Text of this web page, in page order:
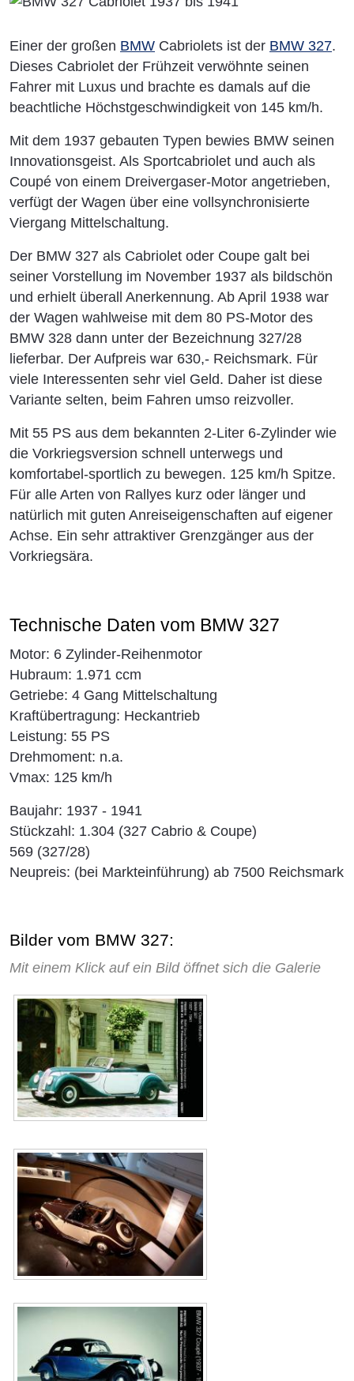
Einer der großen BMW Cabriolets ist der BMW 327.
Dieses Cabriolet der Frühzeit verwöhnte seinen
Fahrer mit Luxus und brachte es damals auf die
beachtliche Höchstgeschwindigkeit von 145 km/h.
Mit dem 1937 gebauten Typen bewies BMW seinen
Innovationsgeist. Als Sportcabriolet und auch als
Coupé von einem Dreivergaser-Motor angetrieben,
verfügt der Wagen über eine vollsynchronisierte
Viergang Mittelschaltung.
Der BMW 327 als Cabriolet oder Coupe galt bei
seiner Vorstellung im November 1937 als bildschön
und erhielt überall Anerkennung. Ab April 1938 war
der Wagen wahlweise mit dem 80 PS-Motor des
BMW 328 dann unter der Bezeichnung 327/28
lieferbar. Der Aufpreis war 630,- Reichsmark. Für
viele Interessenten sehr viel Geld. Daher ist diese
Variante selten, beim Fahren umso reizvoller.
Mit 55 PS aus dem bekannten 2-Liter 6-Zylinder wie
die Vorkriegsversion schnell unterwegs und
komfortabel-sportlich zu bewegen. 125 km/h Spitze.
Für alle Arten von Rallyes kurz oder länger und
natürlich mit guten Anreiseigenschaften auf eigener
Achse. Ein sehr attraktiver Grenzgänger aus der
Vorkriegsära.
Technische Daten vom BMW 327
Motor: 6 Zylinder-Reihenmotor
Hubraum: 1.971 ccm
Getriebe: 4 Gang Mittelschaltung
Kraftübertragung: Heckantrieb
Leistung: 55 PS
Drehmoment: n.a.
Vmax: 125 km/h
Baujahr: 1937 - 1941
Stückzahl: 1.304 (327 Cabrio & Coupe)
569 (327/28)
Neupreis: (bei Markteinführung) ab 7500 Reichsmark
Bilder vom BMW 327:
Mit einem Klick auf ein Bild öffnet sich die Galerie